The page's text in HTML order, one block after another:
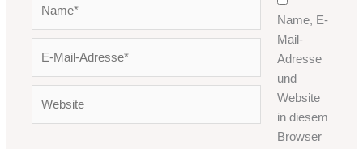
Adresse*
Name, E-
Mail-
Adresse
und
Website
in diesem
Browser